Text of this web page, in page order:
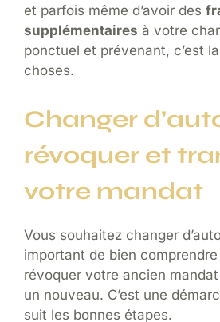
et parfois même d’avoir des
supplémentaires à votre
ponctuel et prévenant, c’est
choses.
Changer
révoquer et
votre mandat
Vous souhaitez changer
important de bien
révoquer votre ancien
un nouveau. C’est une
suit les bonnes étapes.